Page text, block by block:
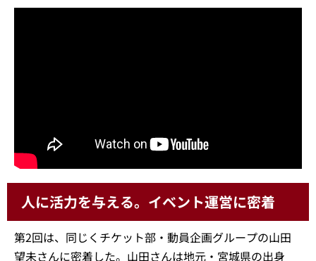
人に活力を与える。イベント運営に密着
第2回は、同じくチケット部・動員企画グループの山田
望未さんに密着した。山田さんは地元・宮城県の出身